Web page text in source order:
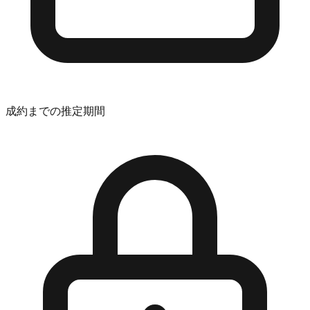
成約までの推定期間